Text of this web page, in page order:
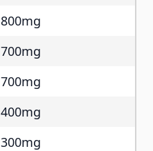
800mg
700mg
700mg
400mg
300mg